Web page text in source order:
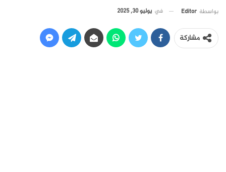
بواسطة Editor في يوليو 30, 2025
مشاركة